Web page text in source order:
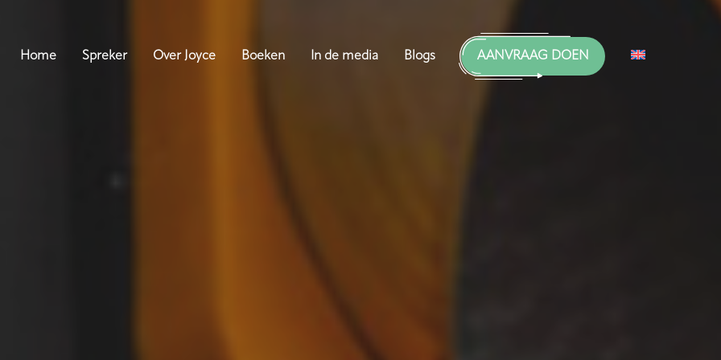
Home Spreker Over Joyce Boeken In de media Blogs AANVRAAG DOEN